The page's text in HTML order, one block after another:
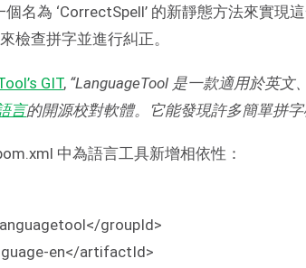
名為 ‘CorrectSpell’ 的新靜態方法來實現
檢查拼字並進行糾正。
GIT, “LanguageTool 是一款適用於英
言的開源校對軟體。它能發現許多簡單拼
中為語言工具新增相依性：
groupId>
en</artifactId>